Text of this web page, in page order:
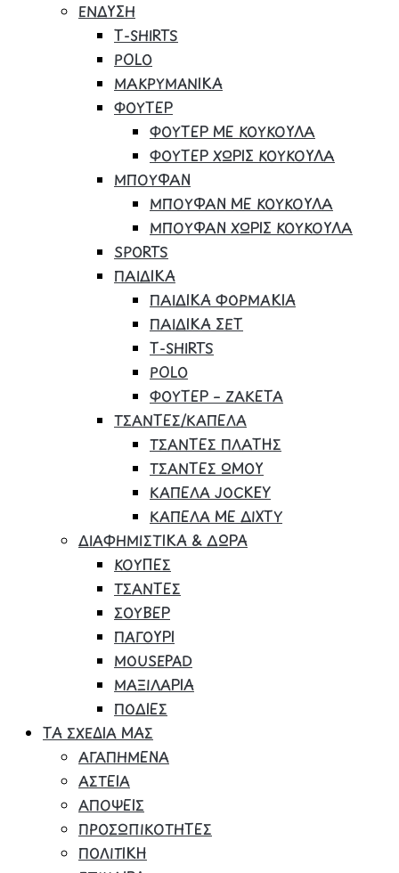
ΕΝΔΥΣΗ
Τ-SHIRTS
POLO
ΜΑΚΡΥΜΑΝΙΚΑ
ΦΟΥΤΕΡ
ΦΟΥΤΕΡ ΜΕ ΚΟΥΚΟΥΛΑ
ΦΟΥΤΕΡ ΧΩΡΙΣ ΚΟΥΚΟΥΛΑ
ΜΠΟΥΦΑΝ
ΜΠΟΥΦΑΝ ΜΕ ΚΟΥΚΟΥΛΑ
ΜΠΟΥΦΑΝ ΧΩΡΙΣ ΚΟΥΚΟΥΛΑ
SPORTS
ΠΑΙΔΙΚΑ
ΠΑΙΔΙΚΑ ΦΟΡΜΑΚΙΑ
ΠΑΙΔΙΚΑ ΣΕΤ
Τ-SHIRTS
POLO
ΦΟΥΤΕΡ – ΖΑΚΕΤΑ
ΤΣΑΝΤΕΣ/ΚΑΠΕΛΑ
ΤΣΑΝΤΕΣ ΠΛΑΤΗΣ
ΤΣΑΝΤΕΣ ΩΜΟΥ
ΚΑΠΕΛΑ JOCKEY
ΚΑΠΕΛΑ ΜΕ ΔΙΧΤΥ
ΔΙΑΦΗΜΙΣΤΙΚΑ & ΔΩΡΑ
ΚΟΥΠΕΣ
ΤΣΑΝΤΕΣ
ΣΟΥΒΕΡ
ΠΑΓΟΥΡΙ
MOUSEPAD
ΜΑΞΙΛΑΡΙΑ
ΠΟΔΙΕΣ
ΤΑ ΣΧΕΔΙΑ ΜΑΣ
ΑΓΑΠΗΜΕΝΑ
ΑΣΤΕΙΑ
ΑΠΟΨΕΙΣ
ΠΡΟΣΩΠΙΚΟΤΗΤΕΣ
ΠΟΛΙΤΙΚΗ